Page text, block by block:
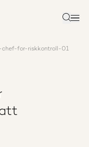
Sök
chef-for-riskkontroll-01